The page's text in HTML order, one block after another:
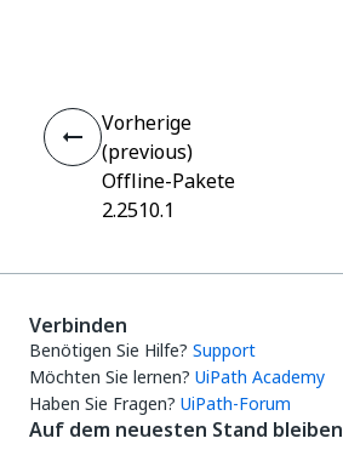
Vorherige
(previous)
Offline-Pakete
2.2510.1
Verbinden
Benötigen Sie Hilfe? Support
Möchten Sie lernen? UiPath Academy
Haben Sie Fragen? UiPath-Forum
Auf dem neuesten Stand bleiben